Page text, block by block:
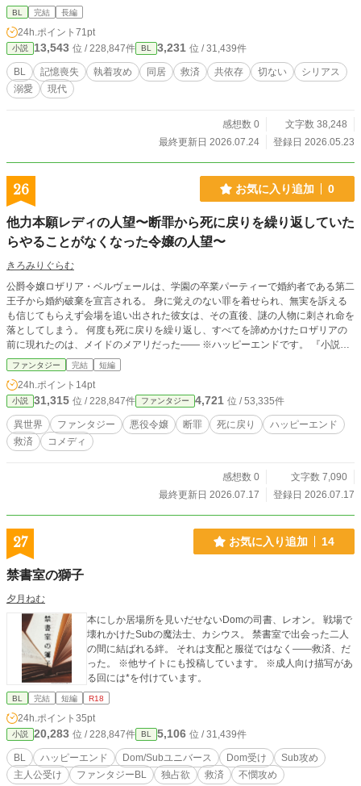
て彼は自分のことをそんなに知っているのか。 どうして触れそうで触れないの
か。 どうして、外へ出ることと仕事部屋に入ることだけは禁じるのか。 やがて
真尋は、少しずつ思い出していく。 あの日、自分が失くしたものと、 千玄がず
っと手放せなかったものを。
BL 完結 長編
24h.ポイント 71pt
小説 13,543 位 / 228,847件 BL 3,231 位 / 31,439件
BL 記憶喪失 執着攻め 同居 救済 共依存 切ない
シリアス
溺愛
現代
感想数 0
文字数 38,248
最終更新日 2026.07.24
登録日 2026.05.23
26 お気に入り追加 0
他力本願レディの人望〜断罪から死に戻りを繰り返していた
らやることがなくなった令嬢の人望〜
きろみりぐらむ
公爵令嬢ロザリア・ベルヴェールは、学園の卒業パーティーで婚約者である第二
王子から婚約破棄を宣言される。 身に覚えのない罪を着せられ、無実を訴える
も信じてもらえず会場を追い出された彼女は、その直後、謎の人物に刺され命を
落としてしまう。 何度も死に戻りを繰り返し、すべてを諦めかけたロザリアの
前に現れたのは、メイドのメアリだった―― ※ハッピーエンドです。 『小説家
になろう』にも掲載しています。
ファンタジー 完結 短編
24h.ポイント 14pt
小説 31,315 位 / 228,847件 ファンタジー 4,721 位 / 53,335件
異世界 ファンタジー 悪役令嬢 断罪 死に戻り
ハッピーエンド
救済
コメディ
感想数 0
文字数 7,090
最終更新日 2026.07.17
登録日 2026.07.17
27 お気に入り追加 14
禁書室の獅子
夕月ねむ
本にしか居場所を見いだせないDomの司書、レオン。 戦場で
壊れかけたSubの魔法士、カシウス。 禁書室で出会った二人
の間に結ばれる絆。 それは支配と服従ではなく――救済、だ
った。 ※他サイトにも投稿しています。 ※成人向け描写があ
る回には*を付けています。
BL 完結 短編 R18
24h.ポイント 35pt
小説 20,283 位 / 228,847件 BL 5,106 位 / 31,439件
BL ハッピーエンド Dom/Subユニバース Dom受け
Sub攻め
主人公受け
ファンタジーBL 独占欲 救済 不憫攻め